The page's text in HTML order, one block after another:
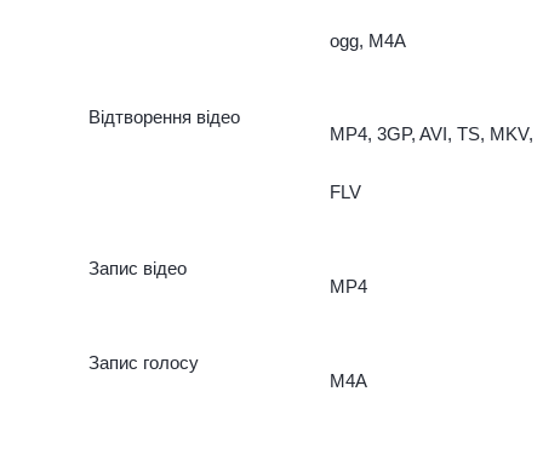
ogg, M4A
Відтворення відео
MP4, 3GP, AVI, TS, MKV,
FLV
Запис відео
MP4
Запис голосу
M4A